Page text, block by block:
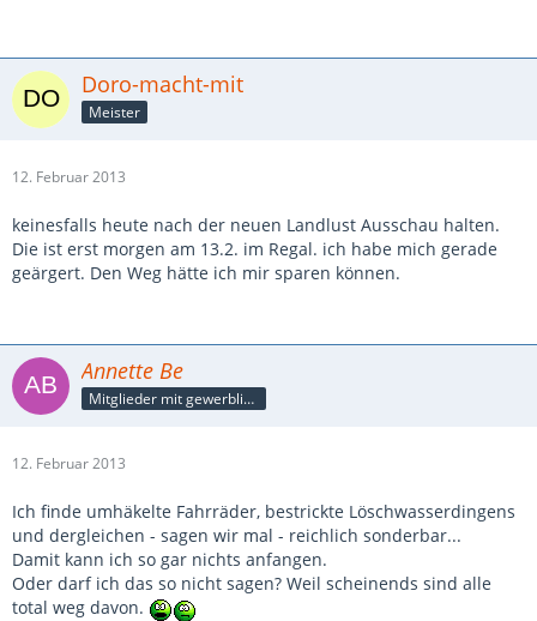
Doro-macht-mit
Meister
12. Februar 2013
keinesfalls heute nach der neuen Landlust Ausschau halten.
Die ist erst morgen am 13.2. im Regal. ich habe mich gerade
geärgert. Den Weg hätte ich mir sparen können.
Annette Be
Mitglieder mit gewerblicher Verbindung, auch als Mitarbeiter/in
12. Februar 2013
Ich finde umhäkelte Fahrräder, bestrickte Löschwasserdingens
und dergleichen - sagen wir mal - reichlich sonderbar...
Damit kann ich so gar nichts anfangen.
Oder darf ich das so nicht sagen? Weil scheinends sind alle
total weg davon.